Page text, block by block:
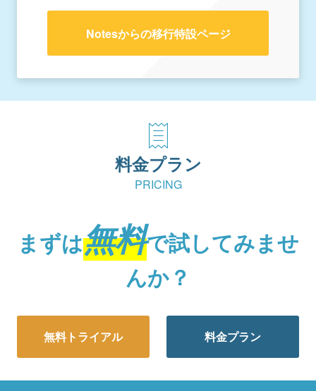
Notesからの移行特設ページ
料金プラン
PRICING
まずは無料で試してみませ
んか？
無料トライアル 料金プラン